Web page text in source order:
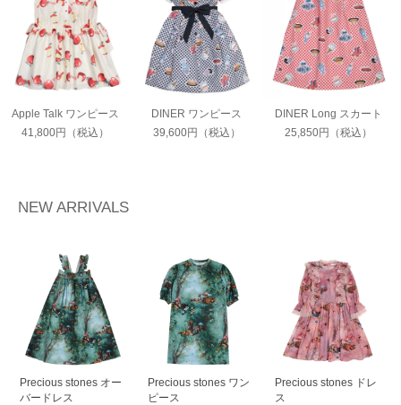
Apple Talk ワンピース
41,800円（税込）
DINER ワンピース
39,600円（税込）
DINER Long スカート
25,850円（税込）
NEW ARRIVALS
Precious stones オー
バードレス
Precious stones ワン
ピース
Precious stones ドレ
ス